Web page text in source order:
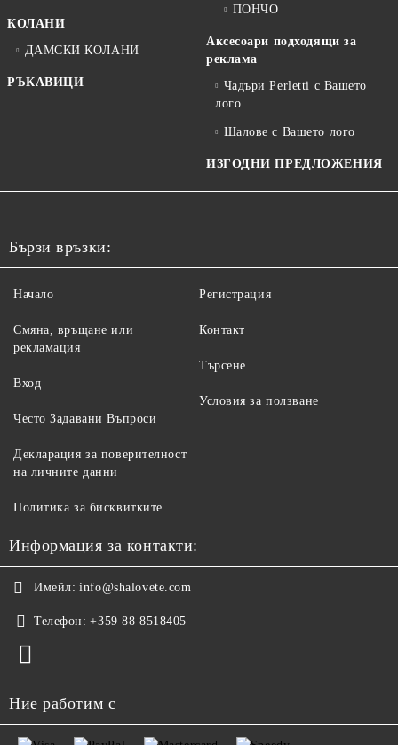
КОЛАНИ
ДАМСКИ КОЛАНИ
РЪКАВИЦИ
ПОНЧО
Аксесоари подходящи за
реклама
Чадъри Perletti с Вашето
лого
Шалове с Вашето лого
ИЗГОДНИ ПРЕДЛОЖЕНИЯ
Бързи връзки:
Начало
Смяна, връщане или
рекламация
Вход
Често Задавани Въпроси
Регистрация
Контакт
Търсене
Условия за ползване
Декларация за поверителност
на личните данни
Политика за бисквитките
Информация за контакти:
Имейл: info@shalovete.com
Телефон: +359 88 8518405
Ние работим с